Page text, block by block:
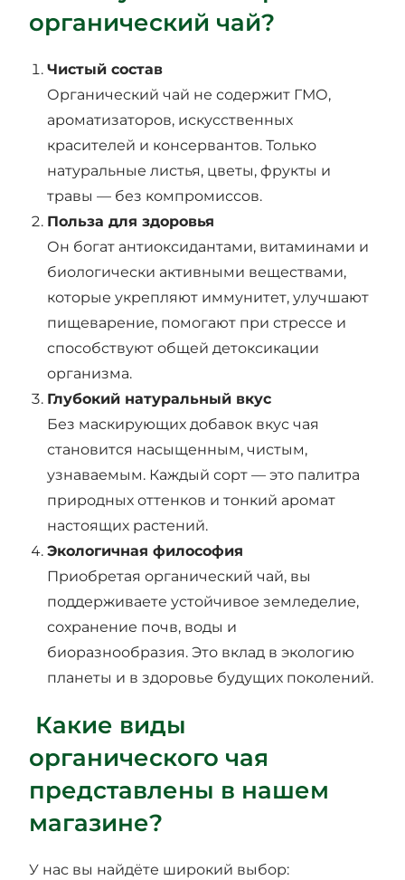
органический чай?
Чистый состав
Органический чай не содержит ГМО,
ароматизаторов, искусственных
красителей и консервантов. Только
натуральные листья, цветы, фрукты и
травы — без компромиссов.
Польза для здоровья
Он богат антиоксидантами, витаминами и
биологически активными веществами,
которые укрепляют иммунитет, улучшают
пищеварение, помогают при стрессе и
способствуют общей детоксикации
организма.
Глубокий натуральный вкус
Без маскирующих добавок вкус чая
становится насыщенным, чистым,
узнаваемым. Каждый сорт — это палитра
природных оттенков и тонкий аромат
настоящих растений.
Экологичная философия
Приобретая органический чай, вы
поддерживаете устойчивое земледелие,
сохранение почв, воды и
биоразнообразия. Это вклад в экологию
планеты и в здоровье будущих поколений.
Какие виды
органического чая
представлены в нашем
магазине?
У нас вы найдёте широкий выбор: